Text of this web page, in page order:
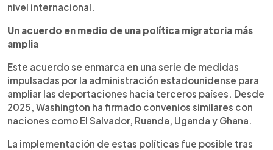
nivel internacional.
Un acuerdo en medio de una política migratoria más
amplia
Este acuerdo se enmarca en una serie de medidas
impulsadas por la administración estadounidense para
ampliar las deportaciones hacia terceros países. Desde
2025, Washington ha firmado convenios similares con
naciones como El Salvador, Ruanda, Uganda y Ghana.
La implementación de estas políticas fue posible tras